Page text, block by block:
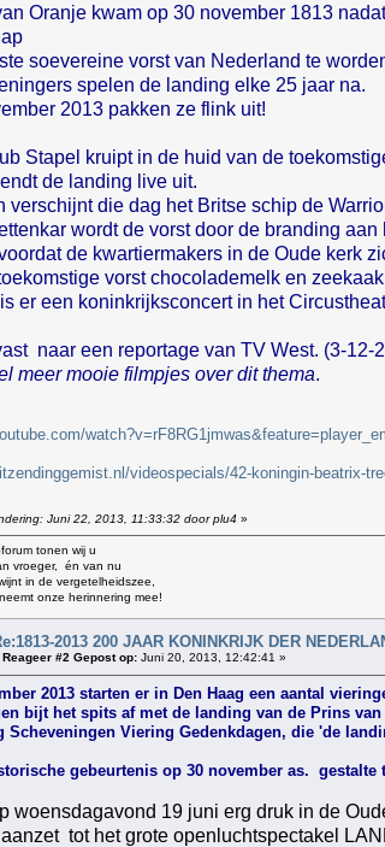
Oranje kwam op 30 november 1813
soevereine vorst van Nederland te
spelen de landing elke 25 jaar na.
2013 pakken ze flink uit!
Stapel kruipt in de huid van de
de landing live uit.
verschijnt die dag het Britse schip de
wordt de vorst door de branding aan
de kwartiermakers in de Oude kerk
vorst chocolademelk en
er een koninkrijksconcert in het
naar een reportage van TV West. (3-12-
meer mooie filmpjes over dit thema.
videospecials/42-koningin-beatrix-
Juni 22, 2013, 11:33:32 door plu4 »
tonen wij u
vroeger, én van nu
in de vergetelheidszee,
onze herinnering mee!
2013 200 JAAR KONINKRIJK DER
Reageer #2 Gepost op: Juni 20, 2013, 12:42:41 »
2013 starten er in Den Haag een aantal
bijt het spits af met de landing van de Prins
Scheveningen Viering Gedenkdagen, die 'de
gebeurtenis op 30 november as. gestalte
woensdagavond 19 juni erg druk in de
tot het grote openluchtspectakel